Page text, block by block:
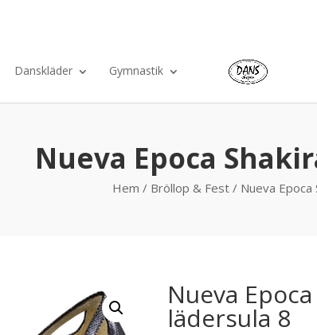
Danskläder Gymnastik
Nueva Epoca
Hem / Bröllop & Fest / Nueva Epoca
Nueva
lädersula 8